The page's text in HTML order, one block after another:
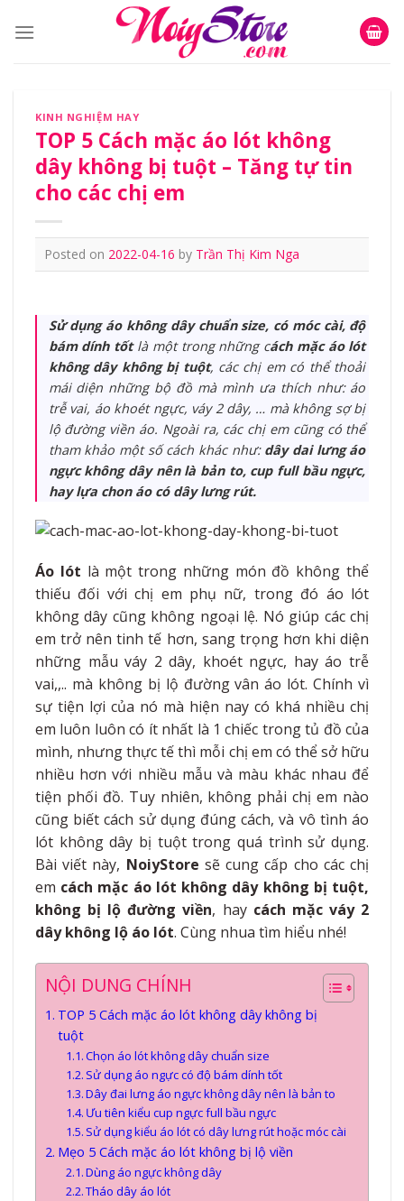
KINH NGHIỆM HAY
TOP 5 Cách mặc áo lót không
dây không bị tuột – Tăng tự tin
cho các chị em
Posted on 2022-04-16 by Trần Thị Kim Nga
Sử dụng áo không dây chuẩn size, có móc cài, độ
bám dính tốtlà một trong những cách mặc áo lót
không dây không bị tuột, các chị em có thể thoải
mái diện những bộ đồ mà mình ưa thích như: áo
trễ vai, áo khoét ngực, váy 2 dây, … mà không sợ bị
lộ đường viền áo. Ngoài ra, các chị em cũng có thể
tham khảo một số cách khác như: dây dai lưng áo
ngực không dây nên là bản to, cup full bầu ngực,
hay lựa chon áo có dây lưng rút.
Áo lót là một trong những món đồ không thể
thiếu đối với chị em phụ nữ, trong đó áo lót
không dây cũng không ngoại lệ. Nó giúp các chị
em trở nên tinh tế hơn, sang trọng hơn khi diện
những mẫu váy 2 dây, khoét ngực, hay áo trễ
vai,,.. mà không bị lộ đường vân áo lót. Chính vì
sự tiện lợi của nó mà hiện nay có khá nhiều chị
em luôn luôn có ít nhất là 1 chiếc trong tủ đồ của
mình, nhưng thực tế thì mỗi chị em có thể sở hữu
nhiều hơn với nhiều mẫu và màu khác nhau để
tiện phối đồ. Tuy nhiên, không phải chị em nào
cũng biết cách sử dụng đúng cách, và vô tình áo
lót không dây bị tuột trong quá trình sử dụng.
Bài viết này, NoiyStore sẽ cung cấp cho các chị
em cách mặc áo lót không dây không bị tuột,
không bị lộ đường viền, hay cách mặc váy 2
dây không lộ áo lót. Cùng nhua tìm hiểu nhé!
NỘI DUNG CHÍNH
TOP 5 Cách mặc áo lót không dây không bị
tuột
Chọn áo lót không dây chuẩn size
Sử dụng áo ngực có độ bám dính tốt
Dây đai lưng áo ngực không dây nên là bản to
Ưu tiên kiểu cup ngực full bầu ngực
Sử dụng kiểu áo lót có dây lưng rút hoặc móc cài
Mẹo 5 Cách mặc áo lót không bị lộ viền
Dùng áo ngực không dây
Tháo dây áo lót